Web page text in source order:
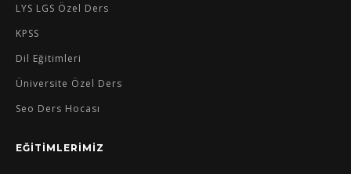
LYS LGS Özel Ders
KPSS
Dil Eğitimleri
Üniversite Özel Ders
Seo Ders Hocası
EĞİTİMLERİMİZ